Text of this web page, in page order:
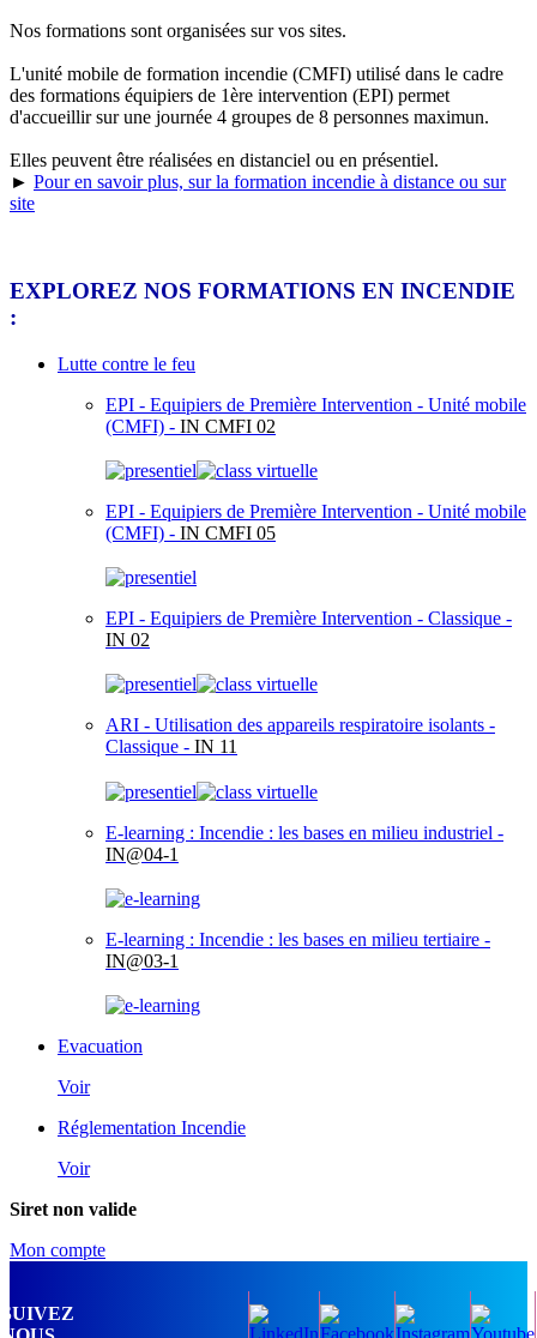
Nos formations sont organisées sur vos sites.
L'unité mobile de formation incendie (CMFI) utilisé dans le cadre
des formations équipiers de 1ère intervention (EPI) permet
d'accueillir sur une journée 4 groupes de 8 personnes maximun.
Elles peuvent être réalisées en distanciel ou en présentiel.
► Pour en savoir plus, sur la formation incendie à distance ou sur
site
EXPLOREZ NOS FORMATIONS EN INCENDIE
:
Lutte contre le feu
EPI - Equipiers de Première Intervention - Unité mobile
(CMFI) - IN CMFI 02
EPI - Equipiers de Première Intervention - Unité mobile
(CMFI) - IN CMFI 05
EPI - Equipiers de Première Intervention - Classique -
IN 02
ARI - Utilisation des appareils respiratoire isolants -
Classique - IN 11
E-learning : Incendie : les bases en milieu industriel -
IN@04-1
E-learning : Incendie : les bases en milieu tertiaire -
IN@03-1
Evacuation
Voir
Réglementation Incendie
Voir
Siret non valide
Mon compte
SUIVEZ